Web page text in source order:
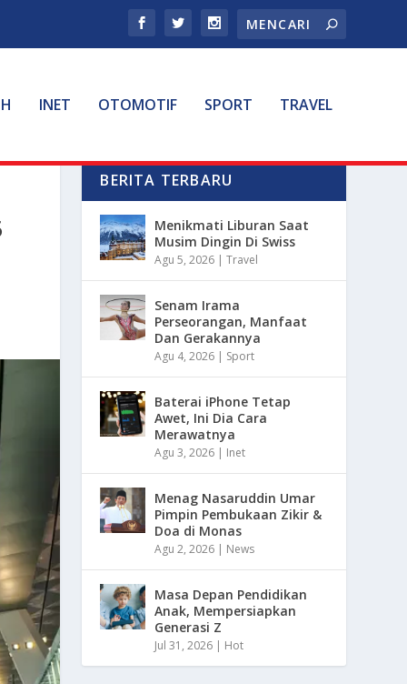
INET OTOMOTIF SPORT TRAVEL
BERITA TERBARU
Menikmati Liburan Saat
Musim Dingin Di Swiss
Agu 5, 2026 |Travel
Senam Irama
Perseorangan, Manfaat
Dan Gerakannya
Agu 4, 2026 | Sport
Baterai iPhone Tetap
Awet, Ini Dia Cara
Merawatnya
Agu 3, 2026 | Inet
Menag Nasaruddin Umar
Pimpin Pembukaan Zikir &
Doa di Monas
Agu 2, 2026 | News
Masa Depan Pendidikan
Anak, Mempersiapkan
Generasi Z
Jul 31, 2026 | Hot